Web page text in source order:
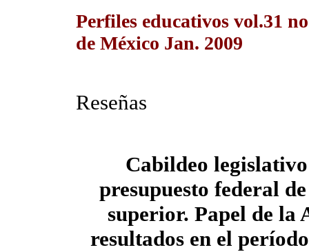
Perfiles educativos vol.31
de México Jan. 2009
Reseñas
Cabildeo
presupuesto federal
superior. Papel de la
resultados en el